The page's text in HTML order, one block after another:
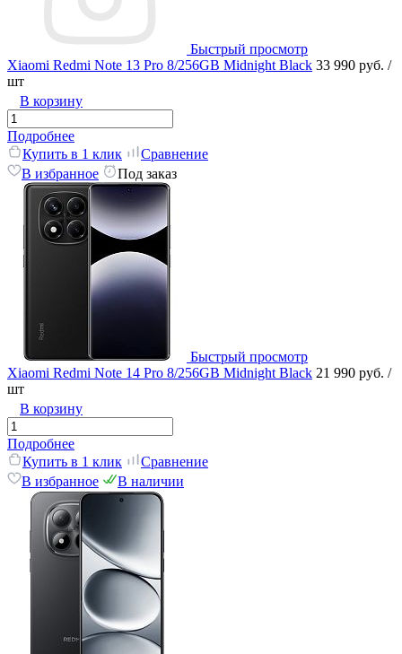
Быстрый просмотр
Xiaomi Redmi Note 13 Pro 8/256GB Midnight Black 33 990 руб. /
шт
В корзину
Подробнее
Купить в 1 клик
Сравнение
В избранное
Под заказ
Быстрый просмотр
Xiaomi Redmi Note 14 Pro 8/256GB Midnight Black 21 990 руб. /
шт
В корзину
Подробнее
Купить в 1 клик
Сравнение
В избранное
В наличии